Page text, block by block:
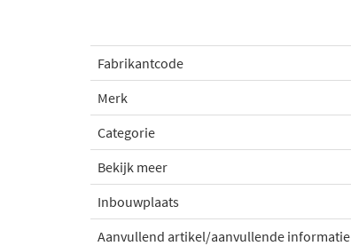
Fabrikantcode
Merk
Categorie
Bekijk meer
Inbouwplaats
Aanvullend artikel/aanvullende informatie